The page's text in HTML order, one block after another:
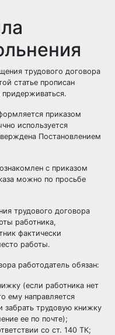
трудового договора
статье прописан
приказом
используется
Постановлением
с приказом
можно по просьбе
трудового договора
работника,
фактически
работы.
работодатель обязан:
(если работника нет
ему направляется
трудовую книжку
ее по почте);
со ст. 140 ТК;